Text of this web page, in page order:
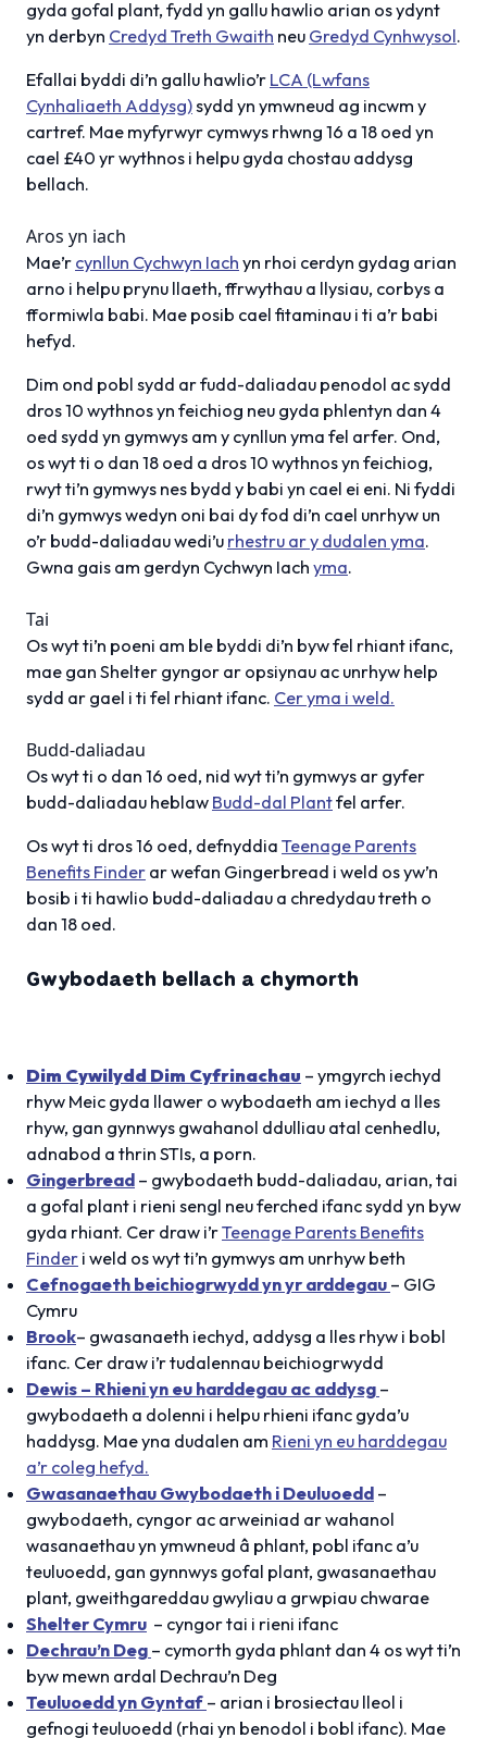
gyda gofal plant, fydd yn gallu hawlio arian os ydynt
yn derbyn Credyd Treth Gwaith neu Gredyd Cynhwysol.
Efallai byddi di’n gallu hawlio’r LCA (Lwfans
Cynhaliaeth Addysg)sydd yn ymwneud ag incwm y
cartref. Mae myfyrwyr cymwys rhwng 16 a 18 oed yn
cael £40 yr wythnos i helpu gyda chostau addysg
bellach.
Aros yn iach
Mae’r cynllun Cychwyn Iach yn rhoi cerdyn gydag arian
arno i helpu prynu llaeth, ffrwythau a llysiau, corbys a
fformiwla babi. Mae posib cael fitaminau i ti a’r babi
hefyd.
Dim ond pobl sydd ar fudd-daliadau penodol ac sydd
dros 10 wythnos yn feichiog neu gyda phlentyn dan 4
oed sydd yn gymwys am y cynllun yma fel arfer. Ond,
os wyt ti o dan 18 oed a dros 10 wythnos yn feichiog,
rwyt ti’n gymwys nes bydd y babi yn cael ei eni. Ni fyddi
di’n gymwys wedyn oni bai dy fod di’n cael unrhyw un
o’r budd-daliadau wedi’u rhestru ar y dudalen yma.
Gwna gais am gerdyn Cychwyn Iach yma.
Tai
Os wyt ti’n poeni am ble byddi di’n byw fel rhiant ifanc,
mae gan Shelter gyngor ar opsiynau ac unrhyw help
sydd ar gael i ti fel rhiant ifanc. Cer yma i weld.
Budd-daliadau
Os wyt ti o dan 16 oed, nid wyt ti’n gymwys ar gyfer
budd-daliadau heblaw Budd-dal Plantfel arfer.
Os wyt ti dros 16 oed, defnyddia Teenage Parents
Benefits Finder ar wefan Gingerbread i weld os yw’n
bosib i ti hawlio budd-daliadau a chredydau treth o
dan 18 oed.
Gwybodaeth bellach a chymorth
Dim Cywilydd Dim Cyfrinachau – ymgyrch iechyd
rhyw Meic gyda llawer o wybodaeth am iechyd a lles
rhyw, gan gynnwys gwahanol ddulliau atal cenhedlu,
adnabod a thrin STIs, a porn.
Gingerbread – gwybodaeth budd-daliadau, arian, tai
a gofal plant i rieni sengl neu ferched ifanc sydd yn byw
gyda rhiant. Cer draw i’rTeenage Parents Benefits
Finder i weld os wyt ti’n gymwys am unrhyw beth
Cefnogaeth beichiogrwydd yn yr arddegau – GIG
Cymru
Brook– gwasanaeth iechyd, addysg a lles rhyw i bobl
ifanc. Cer draw i’r tudalennau beichiogrwydd
Dewis – Rhieni yn eu harddegau ac addysg –
gwybodaeth a dolenni i helpu rhieni ifanc gyda’u
haddysg. Mae yna dudalen am Rieni yn eu harddegau
a’r coleg hefyd.
Gwasanaethau Gwybodaeth i Deuluoedd –
gwybodaeth, cyngor ac arweiniad ar wahanol
wasanaethau yn ymwneud â phlant, pobl ifanc a’u
teuluoedd, gan gynnwys gofal plant, gwasanaethau
plant, gweithgareddau gwyliau a grwpiau chwarae
Shelter Cymru – cyngor tai i rieni ifanc
Dechrau’n Deg – cymorth gyda phlant dan 4 os wyt ti’n
byw mewn ardal Dechrau’n Deg
Teuluoedd yn Gyntaf – arian i brosiectau lleol i
gefnogi teuluoedd (rhai yn benodol i bobl ifanc). Mae